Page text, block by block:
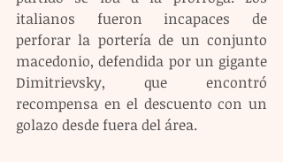
italianos fueron incapaces de
perforar la portería de un conjunto
macedonio, defendida por un gigante
Dimitrievsky, que encontró
recompensa en el descuento con un
golazo desde fuera del área.